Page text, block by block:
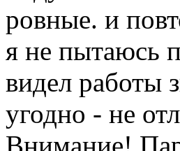
ровные. и
я не пытаюсь
видел работы
угодно - не